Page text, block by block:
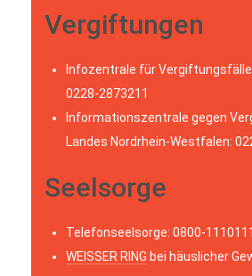
Vergiftungen
Infozentrale für Vergiftungsfälle
0228-2873211
Informationszentrale gegen
Landes Nordrhein-Westfalen:
Seelsorge
Telefonseelsorge: 0800-1110111
WEISSER RING bei häuslicher